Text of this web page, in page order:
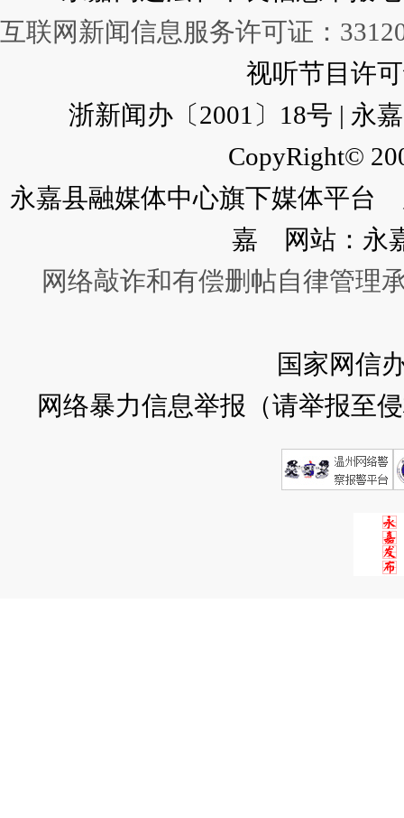
互联网新闻信息服务许可证：
视听节目许
浙新闻办〔2001〕18号 | 永
CopyRight©
永嘉县融媒体中心旗下媒体平
嘉 网站：永
网络敲诈和有偿删帖自律管理
国家网信
网络暴力信息举报（请举报至